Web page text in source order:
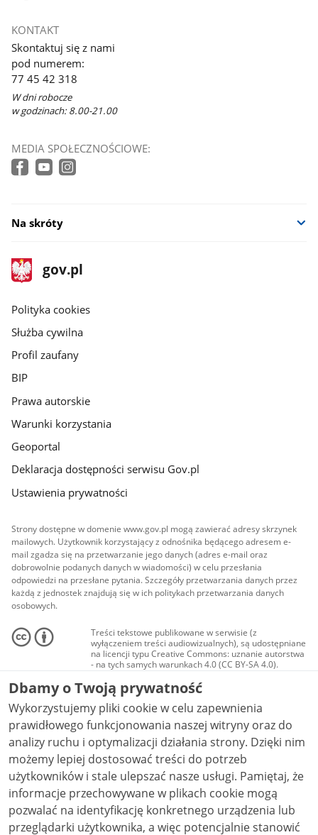
KONTAKT
Skontaktuj się z nami
pod numerem:
77 45 42 318
W dni robocze
w godzinach: 8.00-21.00
MEDIA SPOŁECZNOŚCIOWE:
Na skróty
stopka
gov.pl
Strona
gov.pl
gov.pl
Polityka cookies
Służba cywilna
Profil zaufany
BIP
Prawa autorskie
Warunki korzystania
Geoportal
Deklaracja dostępności serwisu Gov.pl
Ustawienia prywatności
Strony dostępne w domenie www.gov.pl mogą zawierać adresy skrzynek
mailowych. Użytkownik korzystający z odnośnika będącego adresem e-
mail zgadza się na przetwarzanie jego danych (adres e-mail oraz
dobrowolnie podanych danych w wiadomości) w celu przesłania
odpowiedzi na przesłane pytania. Szczegóły przetwarzania danych przez
każdą z jednostek znajdują się w ich politykach przetwarzania danych
osobowych.
Treści tekstowe publikowane w serwisie (z
wyłączeniem treści audiowizualnych), są udostępniane
na licencji typu Creative Commons: uznanie autorstwa
- na tych samych warunkach 4.0 (CC BY-SA 4.0).
Materiały audiowizualne, w tym zdjęcia, materiały
audio i wideo, są udostępniane na licencji typu
Creative Commons: uznanie autorstwa użycie
niekomercyjne - bez utworów zależnych 4.0 (CC BY-
NC-ND 4.0), o ile nie jest to stwierdzone inaczej.
Dbamy o Twoją prywatność
Wykorzystujemy pliki cookie w celu zapewnienia
prawidłowego funkcjonowania naszej witryny oraz do
analizy ruchu i optymalizacji działania strony. Dzięki nim
możemy lepiej dostosować treści do potrzeb
użytkowników i stale ulepszać nasze usługi. Pamiętaj, że
informacje przechowywane w plikach cookie mogą
pozwalać na identyfikację konkretnego urządzenia lub
przeglądarki użytkownika, a więc potencjalnie stanowić